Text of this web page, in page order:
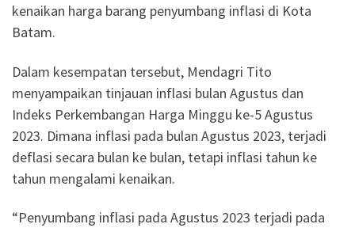
kenaikan harga barang penyumbang inflasi di Kota
Batam.
Dalam kesempatan tersebut, Mendagri Tito
menyampaikan tinjauan inflasi bulan Agustus dan
Indeks Perkembangan Harga Minggu ke-5 Agustus
2023. Dimana inflasi pada bulan Agustus 2023, terjadi
deflasi secara bulan ke bulan, tetapi inflasi tahun ke
tahun mengalami kenaikan.
“Penyumbang inflasi pada Agustus 2023 terjadi pada